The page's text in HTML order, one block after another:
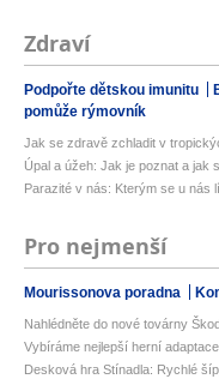
Zdraví
Podpořte dětskou imunitu
pomůže rýmovník
Jak se zdravě zchladit v
Úpal a úžeh: Jak je poznat a jak
Parazité v nás: Kterým se u nás
Pro nejmenší
Mourissonova poradna
Nahlédněte do nové továrny
Vybíráme nejlepší herní
Desková hra Stínadla: Rychlé